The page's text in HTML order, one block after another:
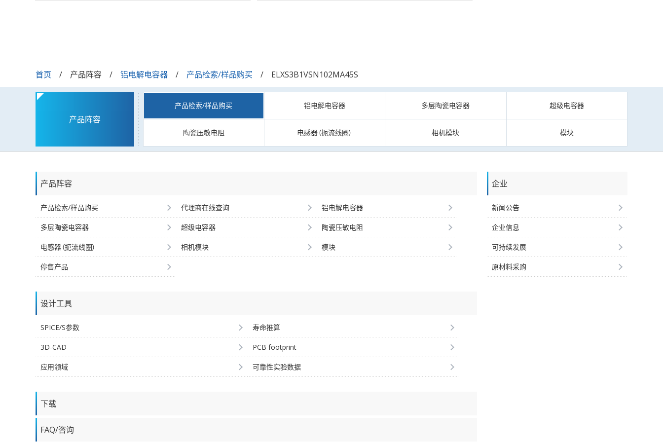
首页 产品阵容 铝电解电容器 产品检索/样品购买 ELXS3B1VSN102MA45S
产品阵容
产品检索/样品购买 铝电解电容器 多层陶瓷电容器 超级电容器
陶瓷压敏电阻 电感器（扼流线圈） 相机模块 模块
产品阵容
产品检索/样品购买 代理商在线查询 铝电解电容器
多层陶瓷电容器 超级电容器 陶瓷压敏电阻
电感器（扼流线圈） 相机模块 模块
停售产品
设计工具
SPICE/S参数 寿命推算
3D-CAD PCB footprint
应用领域 可靠性实验数据
下载
FAQ/咨询
企业
新闻公告
企业信息
可持续发展
原材料采购